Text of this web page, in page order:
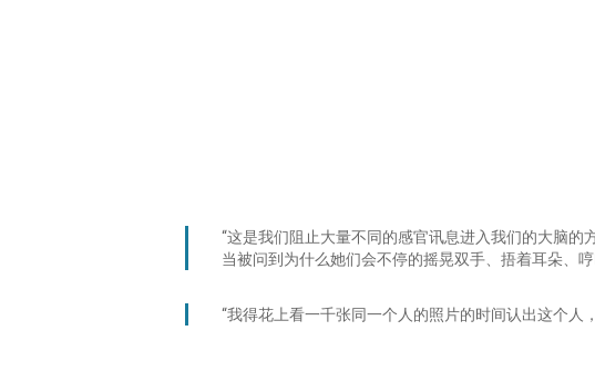
“这是我们阻止大量不同的感官讯息进入我们的大脑的
当被问到为什么她们会不停的摇晃双手、捂着耳朵、
“我得花上看一千张同一个人的照片的时间认出这个人